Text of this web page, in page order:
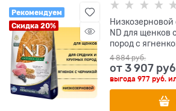
Рекомендуем
Скидка 20%
Низкозерновой
ND для щенков
пород с
4 884 руб.
от3 907
выгода977 руб.